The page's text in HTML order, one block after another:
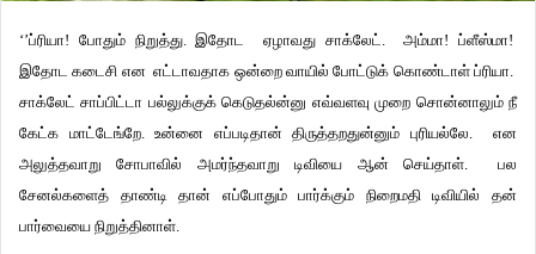
‘’ப்ரியா! போதும் நிறுத்து. இதோட ஏழாவது சாக்லேட். அம்மா! ப்ளீஸ்மா!
இதோட கடைசி என எட்டாவதாக ஒன்றை வாயில் போட்டுக் கொண்டாள் ப்ரியா.
சாக்லேட் சாப்பிட்டா பல்லுக்குக் கெடுதல்ன்னு எவ்வளவு முறை சொன்னாலும் நீ
கேட்க மாட்டேங்றே. உன்னை எப்படிதான் திருத்தறதுன்னும் புரியல்லே. என
அலுத்தவாறு சோபாவில் அமர்ந்தவாறு டிவியை ஆன் செய்தாள். பல
சேனல்களைத் தாண்டி தான் எப்போதும் பார்க்கும் நிறைமதி டிவியில் தன்
பார்வையை நிறுத்தினாள்.